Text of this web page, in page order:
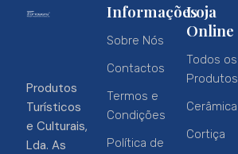
Produtos
Turísticos
e Culturais,
Lda. As
Informações
Sobre Nós
Contactos
Termos e
Condições
Política de
Loja
Online
Todos os
Produtos
Cerâmica
Cortiça